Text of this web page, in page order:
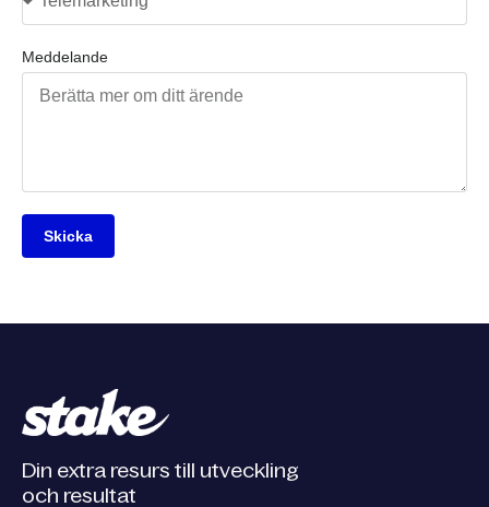
Meddelande
Skicka
Din extra resurs till utveckling
och resultat